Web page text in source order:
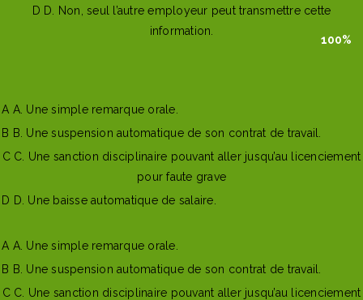
0%
100%
0%
0%
0%
0%
0%
100%
100%
0%
0%
D D. Non, seul l’autre employeur peut transmettre cette
information.
0%
A A. Une simple remarque orale.
B B. Une suspension automatique de son contrat de travail.
C C. Une sanction disciplinaire pouvant aller jusqu’au licenciement
pour faute grave
D D. Une baisse automatique de salaire.
A A. Une simple remarque orale.
0%
B B. Une suspension automatique de son contrat de travail.
0%
C C. Une sanction disciplinaire pouvant aller jusqu’au licenciement
100%
0%
0%
0%
100%
0%
0%
0%
0%
100%